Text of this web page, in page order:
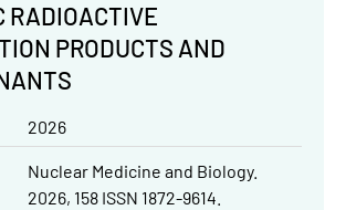
RADIOACTIVE
PRODUCTS AND
2026
Nuclear Medicine and Biology.
2026, 158 ISSN 1872-9614.